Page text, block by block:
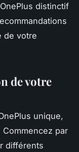
distinctif
de votre
de votre
unique,
par
différents